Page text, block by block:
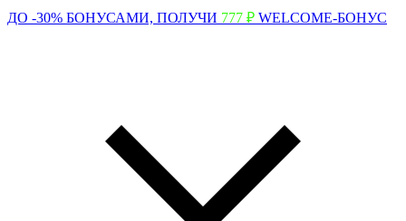
ДО -30% БОНУСАМИ, ПОЛУЧИ 777 ₽ WELCOME-БОНУС